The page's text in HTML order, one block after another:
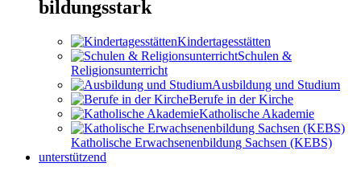
bildungsstark
Kindertagesstätten
Schulen &
Religionsunterricht
Ausbildung und Studium
Berufe in der Kirche
Katholische Akademie
Katholische Erwachsenenbildung Sachsen (KEBS)
unterstützend